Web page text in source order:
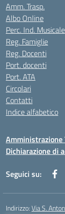
Amm. Trasp.
Albo Online
Perc. Ind. Musicale
Reg. Famiglie
Reg. Docenti
Port. docenti
Port. ATA
Circolari
Contatti
Indice alfabetico
Amministrazione
Dichiarazione di
Seguici su:
Indirizzo:Via S.